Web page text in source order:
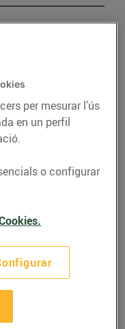
per mesurar l’ús
en un perfil
o configurar